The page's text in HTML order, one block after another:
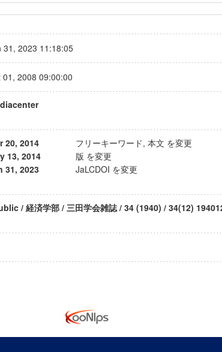
31, 2023 11:18:05
01, 2008 09:00:00
20, 2014
フリーキーワード, 本文 を変更
13, 2014
版 を変更
31, 2023
JaLCDOI を変更
/ 経済学部 / 三田学会雑誌 / 34 (1940) / 34(12)